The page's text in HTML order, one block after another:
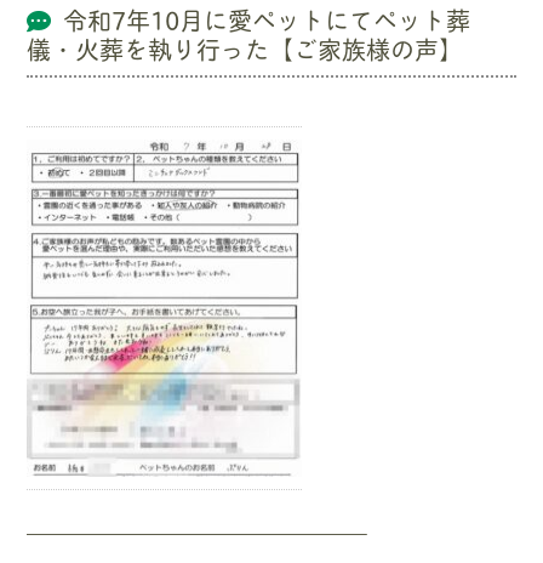
令和7年10月に愛ペットにてペット葬
儀・火葬を執り行った【ご家族様の声】
—————————————————–